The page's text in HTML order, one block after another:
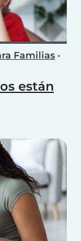
Familias •
están